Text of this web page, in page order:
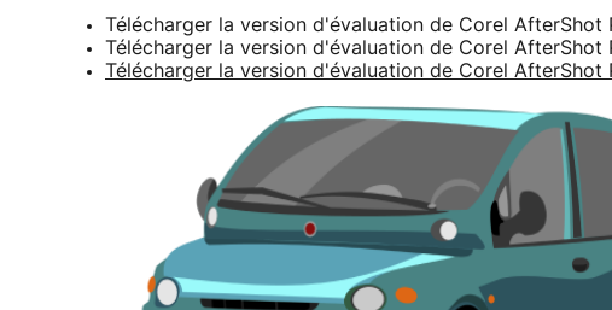
Télécharger la version d'évaluation de Corel AfterShot
Télécharger la version d'évaluation de Corel AfterShot
Télécharger la version d'évaluation de Corel AfterShot